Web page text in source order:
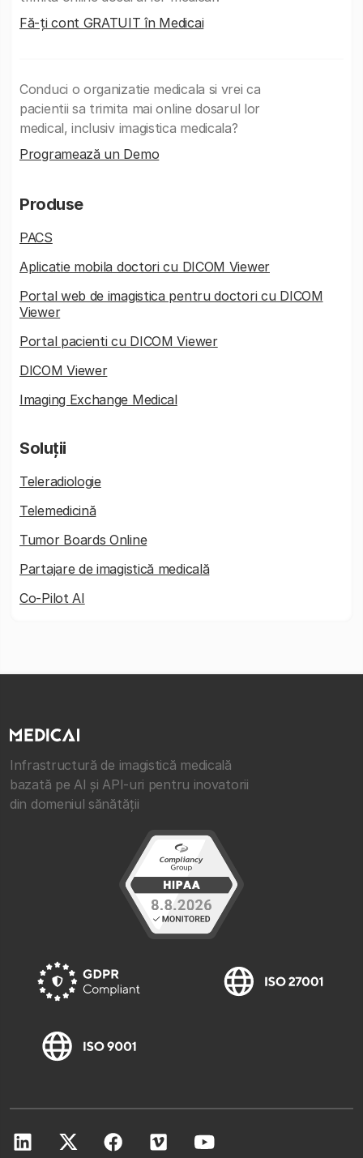
Fă-ți cont GRATUIT în Medicai
Conduci o organizatie medicala si vrei ca
pacientii sa trimita mai online dosarul lor
medical, inclusiv imagistica medicala?
Programează un Demo
Produse
PACS
Aplicatie mobila doctori cu DICOM Viewer
Portal web de imagistica pentru doctori cu DICOM
Viewer
Portal pacienti cu DICOM Viewer
DICOM Viewer
Imaging Exchange Medical
Soluții
Teleradiologie
Telemedicină
Tumor Boards Online
Partajare de imagistică medicală
Co-Pilot AI
Infrastructură de imagistică medicală
bazată pe AI și API-uri pentru inovatorii
din domeniul sănătății